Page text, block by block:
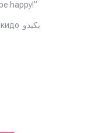
happy!”
합기도 Aikido 合氣道 एकिडो айкидо يكيدو